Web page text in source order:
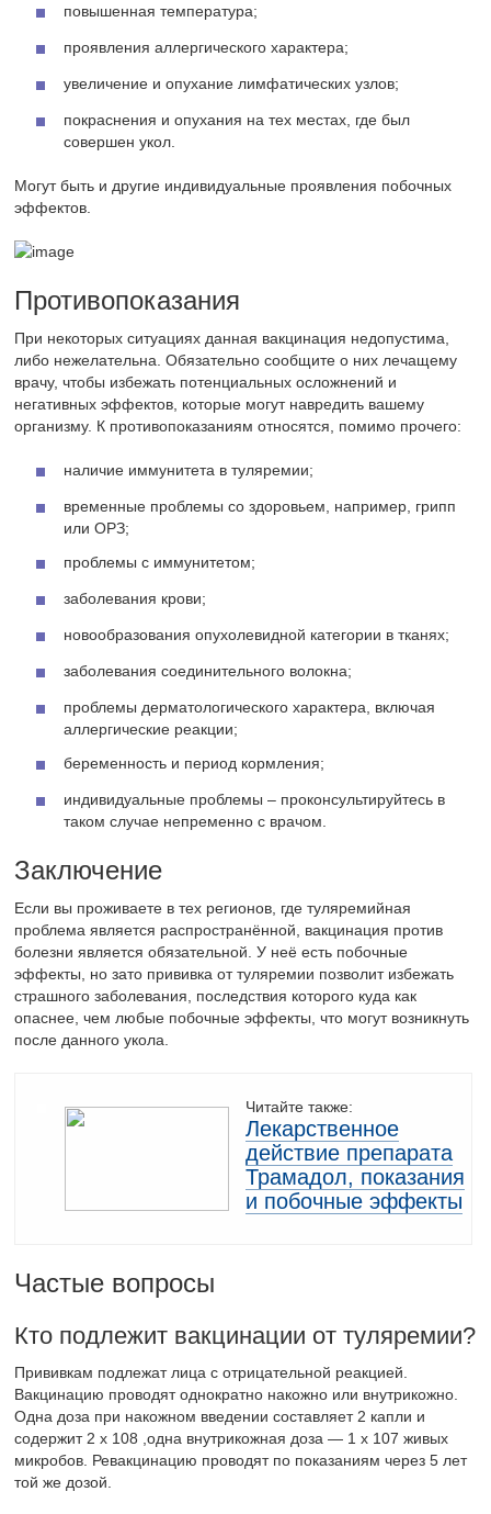
повышенная температура;
проявления аллергического характера;
увеличение и опухание лимфатических узлов;
покраснения и опухания на тех местах, где был
совершен укол.
Могут быть и другие индивидуальные проявления побочных
эффектов.
Противопоказания
При некоторых ситуациях данная вакцинация недопустима,
либо нежелательна. Обязательно сообщите о них лечащему
врачу, чтобы избежать потенциальных осложнений и
негативных эффектов, которые могут навредить вашему
организму. К противопоказаниям относятся, помимо прочего:
наличие иммунитета в туляремии;
временные проблемы со здоровьем, например, грипп
или ОРЗ;
проблемы с иммунитетом;
заболевания крови;
новообразования опухолевидной категории в тканях;
заболевания соединительного волокна;
проблемы дерматологического характера, включая
аллергические реакции;
беременность и период кормления;
индивидуальные проблемы – проконсультируйтесь в
таком случае непременно с врачом.
Заключение
Если вы проживаете в тех регионов, где туляремийная
проблема является распространённой, вакцинация против
болезни является обязательной. У неё есть побочные
эффекты, но зато прививка от туляремии позволит избежать
страшного заболевания, последствия которого куда как
опаснее, чем любые побочные эффекты, что могут возникнуть
после данного укола.
Читайте также:
Лекарственное
действие препарата
Трамадол, показания
и побочные эффекты
Частые вопросы
Кто подлежит вакцинации от туляремии?
Прививкам подлежат лица с отрицательной реакцией.
Вакцинацию проводят однократно накожно или внутрикожно.
Одна доза при накожном введении составляет 2 капли и
содержит 2 х 108 ,одна внутрикожная доза — 1 х 107 живых
микробов. Ревакцинацию проводят по показаниям через 5 лет
той же дозой.